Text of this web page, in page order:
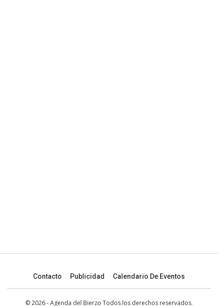
Contacto Publicidad Calendario De Eventos
© 2026 - Agenda del Bierzo Todos los derechos reservados.